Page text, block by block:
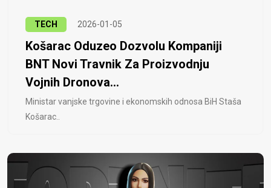
TECH 2026-01-05
Košarac Oduzeo Dozvolu Kompaniji
BNT Novi Travnik Za Proizvodnju
Vojnih Dronova...
Ministar vanjske trgovine i ekonomskih odnosa BiH Staša
Košarac..